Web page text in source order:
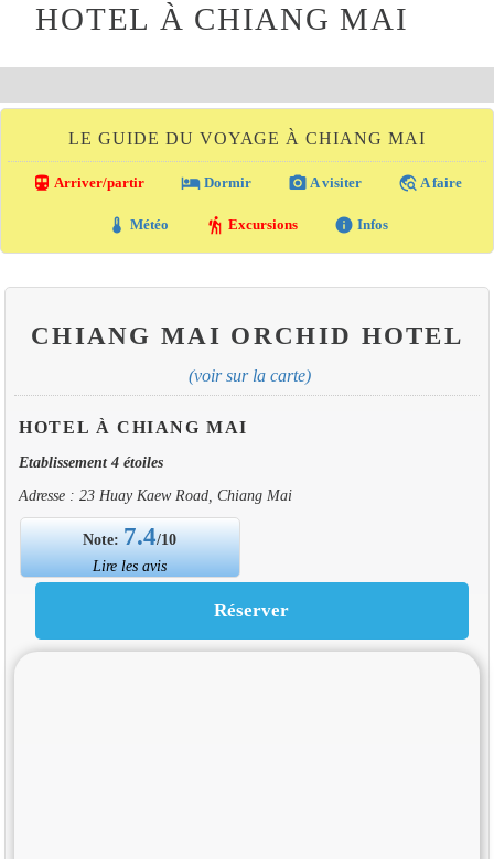
HOTEL À CHIANG MAI
LE GUIDE DU VOYAGE À CHIANG MAI
directions_transit Arriver/partir local_hotel Dormir photo_camera A visiter travel_explore A faire
thermostat Météo hiking Excursions info Infos
CHIANG MAI ORCHID HOTEL
(voir sur la carte)
HOTEL À CHIANG MAI
Etablissement 4 étoiles
Adresse : 23 Huay Kaew Road, Chiang Mai
Note: 7.4/10
Lire les avis